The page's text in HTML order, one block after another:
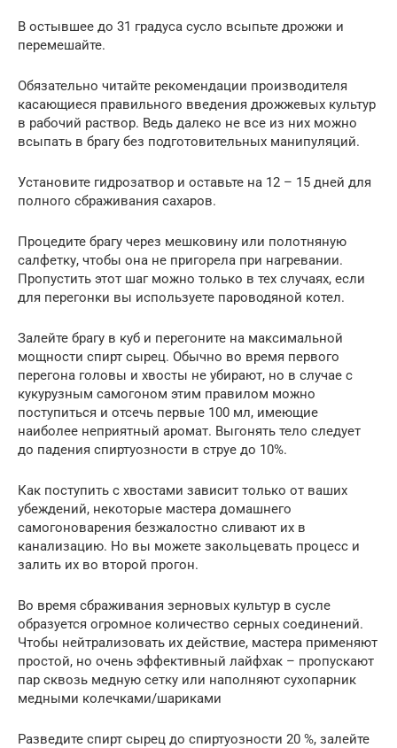
В остывшее до 31 градуса сусло всыпьте дрожжи и
перемешайте.
Обязательно читайте рекомендации производителя
касающиеся правильного введения дрожжевых культур
в рабочий раствор. Ведь далеко не все из них можно
всыпать в брагу без подготовительных манипуляций.
Установите гидрозатвор и оставьте на 12 – 15 дней для
полного сбраживания сахаров.
Процедите брагу через мешковину или полотняную
салфетку, чтобы она не пригорела при нагревании.
Пропустить этот шаг можно только в тех случаях, если
для перегонки вы используете пароводяной котел.
Залейте брагу в куб и перегоните на максимальной
мощности спирт сырец. Обычно во время первого
перегона головы и хвосты не убирают, но в случае с
кукурузным самогоном этим правилом можно
поступиться и отсечь первые 100 мл, имеющие
наиболее неприятный аромат. Выгонять тело следует
до падения спиртуозности в струе до 10%.
Как поступить с хвостами зависит только от ваших
убеждений, некоторые мастера домашнего
самогоноварения безжалостно сливают их в
канализацию. Но вы можете закольцевать процесс и
залить их во второй прогон.
Во время сбраживания зерновых культур в сусле
образуется огромное количество серных соединений.
Чтобы нейтрализовать их действие, мастера применяют
простой, но очень эффективный лайфхак – пропускают
пар сквозь медную сетку или наполняют сухопарник
медными колечками/шариками
Разведите спирт сырец до спиртуозности 20 %, залейте